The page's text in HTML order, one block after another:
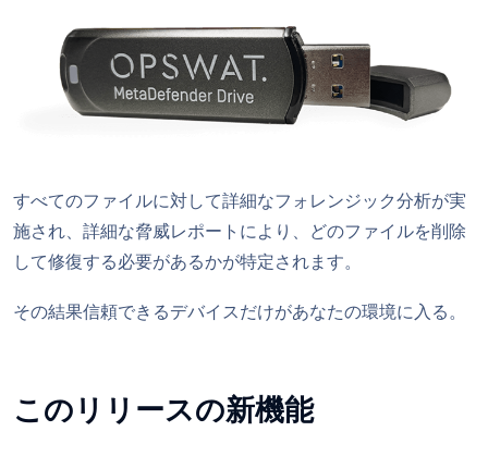
すべてのファイルに対して詳細なフォレンジック分析が実
施され、詳細な脅威レポートにより、どのファイルを削除
して修復する必要があるかが特定されます。
その結果信頼できるデバイスだけがあなたの環境に入る。
このリリースの新機能